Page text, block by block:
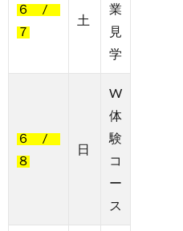
６ /
７
土
業
見
学
６ /
８
日
W
体
験
コ
ー
ス